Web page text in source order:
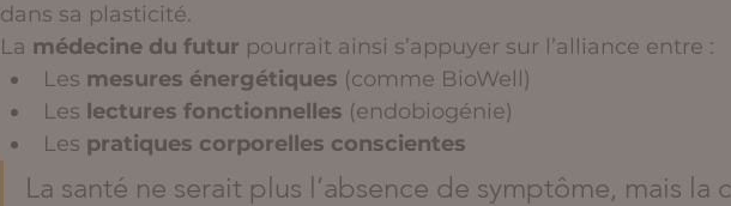
dans sa plasticité.
La médecine du futur pourrait ainsi s’appuyer sur l’alliance entre :
Les mesures énergétiques (comme BioWell)
Les lectures fonctionnelles (endobiogénie)
Les pratiques corporelles conscientes
La santé ne serait plus l’absence de symptôme, mais la